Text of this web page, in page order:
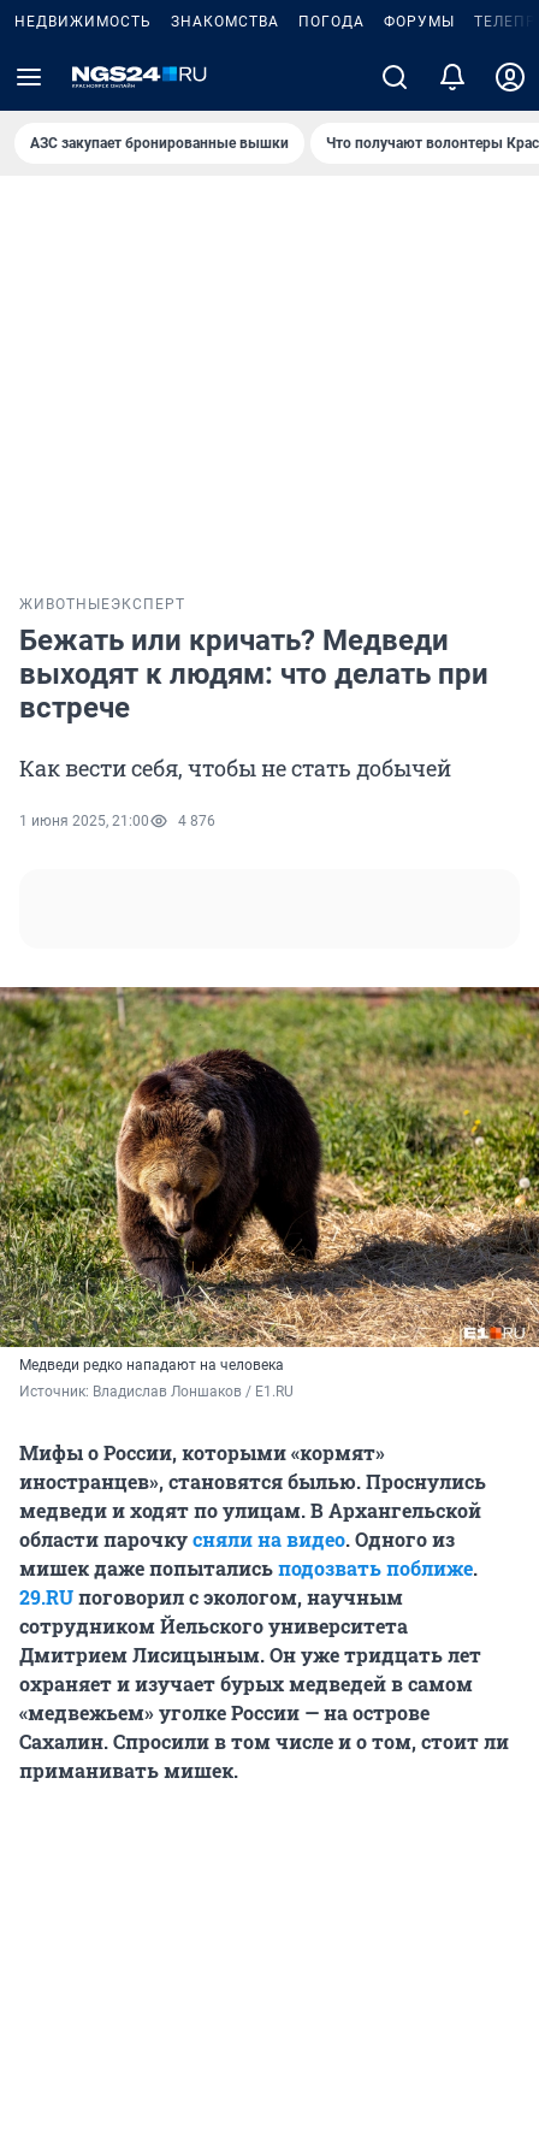
НЕДВИЖИМОСТЬ ЗНАКОМСТВА ПОГОДА ФОРУМЫ
AЗС закупает бронированные вышки Что получают волонтеры
ЖИВОТНЫЕЭКСПЕРТ
Бежать или кричать? Медведи
выходят к людям: что делать при
встрече
Как вести себя, чтобы не стать добычей
1 июня 2025, 21:00 4 876
Медведи редко нападают на человека
Источник: Владислав Лоншаков / E1.RU
Мифы о России, которыми «кормят»
иностранцев», становятся былью. Проснулись
медведи и ходят по улицам. В Архангельской
области парочкусняли на видео. Одного из
мишек даже попыталисьподозвать поближе.
29.RUпоговорил с экологом, научным
сотрудником Йельского университета
Дмитрием Лисицыным. Он уже тридцать лет
охраняет и изучает бурых медведей в самом
«медвежьем» уголке России — на острове
Сахалин. Спросили в том числе и о том, стоит ли
приманивать мишек.